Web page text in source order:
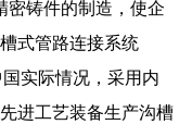
密铸件的制造，使企
式管路连接系统
实际情况，采用内
进工艺装备生产沟槽